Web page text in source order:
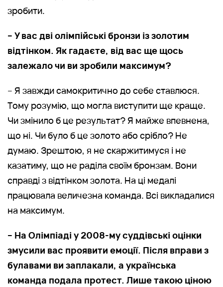
зробити.
– У вас дві олімпійські бронзи із золотим
відтінком. Як гадаєте, від вас ще щось
залежало чи ви зробили максимум?
– Я завжди самокритично до себе ставлюся.
Тому розумію, що могла виступити ще краще.
Чи змінило б це результат? Я майже впевнена,
що ні. Чи було б це золото або срібло? Не
думаю. Зрештою, я не скаржитимуся і не
казатиму, що не раділа своїм бронзам. Вони
справді з відтінком золота. На ці медалі
працювала величезна команда. Всі викладалися
на максимум.
– На Олімпіаді у 2008-му суддівські оцінки
змусили вас проявити емоції. Після вправи з
булавами ви заплакали, а українська
команда подала протест. Лише такою ціною